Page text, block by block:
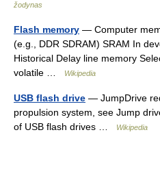
žodynas
Flash memory — Computer
(e.g., DDR SDRAM) SRAM In
Historical Delay line memory
volatile …
Wikipedia
USB flash drive — JumpDrive
propulsion system, see Jump
of USB flash drives …
Wikipedia